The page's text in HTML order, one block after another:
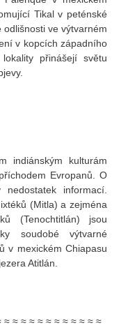
Tikal v peténské
ve výtvarném
v kopcích západního
přinášejí světu
indiánským kulturám
Evropanů. O
informací.
(Mitla) a zejména
(Tenochtitlán) jsou
soudobé výtvarné
v mexickém Chiapasu
Atitlán.
≈ ≈ ≈ ≈ ≈ ≈ ≈ ≈ ≈ ≈ ≈ ≈